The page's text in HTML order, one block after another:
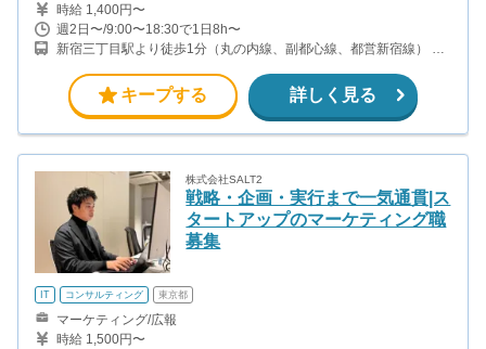
時給 1,400円〜
週2日〜/9:00〜18:30で1日8h〜
新宿三丁目駅より徒歩1分（丸の内線、副都心線、都営新宿線） 新
城、千葉、神奈川、山梨、静岡のうち、いずれかの住宅地となりま
す。
キープする 詳しく見る
株式会社SALT2
戦略・企画・実行まで一気通貫|ス
タートアップのマーケティング職
募集
IT コンサルティング 東京都
マーケティング/広報
時給 1,500円〜